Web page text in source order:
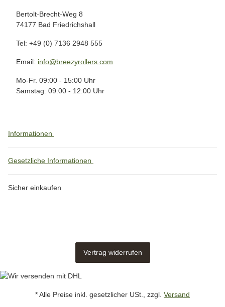
Bertolt-Brecht-Weg 8
74177 Bad Friedrichshall
Tel: +49 (0) 7136 2948 555
Email: info@breezyrollers.com
Mo-Fr. 09:00 - 15:00 Uhr
Samstag: 09:00 - 12:00 Uhr
Informationen
Gesetzliche Informationen
Sicher einkaufen
Vertrag widerrufen
* Alle Preise inkl. gesetzlicher USt., zzgl. Versand